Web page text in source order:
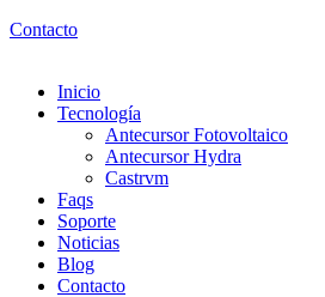
Contacto
Inicio
Tecnología
Antecursor Fotovoltaico
Antecursor Hydra
Castrvm
Faqs
Soporte
Noticias
Blog
Contacto